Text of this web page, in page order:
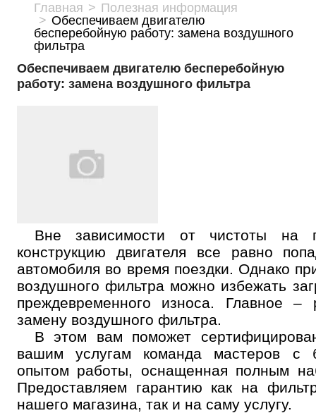
Главная
Полезная информация
Обеспечиваем двигателю
бесперебойную работу: замена воздушного
фильтра
Обеспечиваем двигателю бесперебойную
работу: замена воздушного фильтра
Вне зависимости от чистоты на
конструкцию двигателя все равно
автомобиля во время поездки. Однако
воздушного фильтра можно избежать
преждевременного износа. Главное –
замену воздушного фильтра.
В этом вам поможет
вашим услугам команда мастеров с
опытом работы, оснащенная полным
Предоставляем гарантию как на
нашего магазина, так и на саму услугу.